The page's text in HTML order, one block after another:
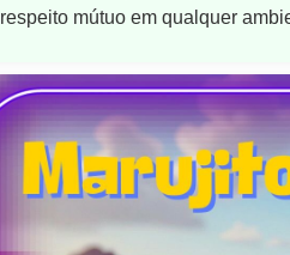
respeito mútuo em qualquer